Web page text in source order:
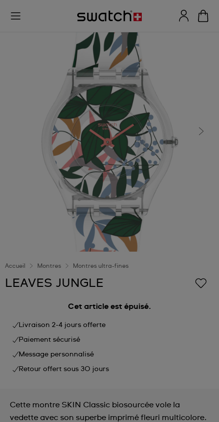
Accueil Montres Montres ultra-fines
LEAVES JUNGLE
Cet article est épuisé.
Livraison 2-4 jours offerte
Paiement sécurisé
Message personnalisé
Retour offert sous 30 jours
Cette montre SKIN Classic biosourcée vole la
vedette avec son superbe imprimé fleuri multicolore.